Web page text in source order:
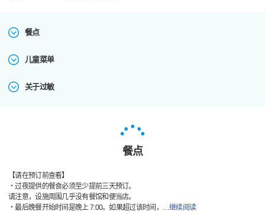
餐点
儿童菜单
关于过敏
餐点
【请在预订前查看】
・过夜提供的餐食必须至少提前三天预订。
请注意，设施周围几乎没有餐馆和便当店。
・最后晚餐开始时间是晚上 7:00。如果超过该时间， …继续阅读